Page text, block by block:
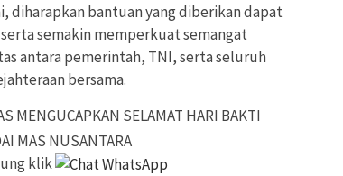
diharapkan bantuan yang diberikan dapat
semakin memperkuat semangat
antara pemerintah, TNI, serta seluruh
bersama.
MENGUCAPKAN SELAMAT HARI BAKTI
klik